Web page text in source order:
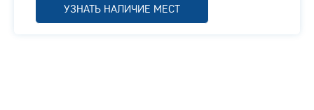
УЗНАТЬ НАЛИЧИЕ МЕСТ